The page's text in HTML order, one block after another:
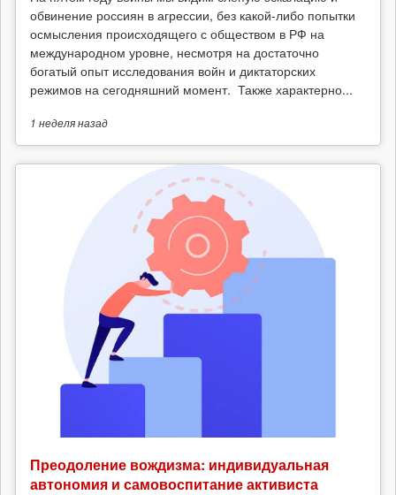
обвинение россиян в агрессии, без какой-либо попытки
осмысления происходящего с обществом в РФ на
международном уровне, несмотря на достаточно
богатый опыт исследования войн и диктаторских
режимов на сегодняшний момент. Также характерно...
1 неделяназад
Преодоление вождизма: индивидуальная
автономия и самовоспитание активиста